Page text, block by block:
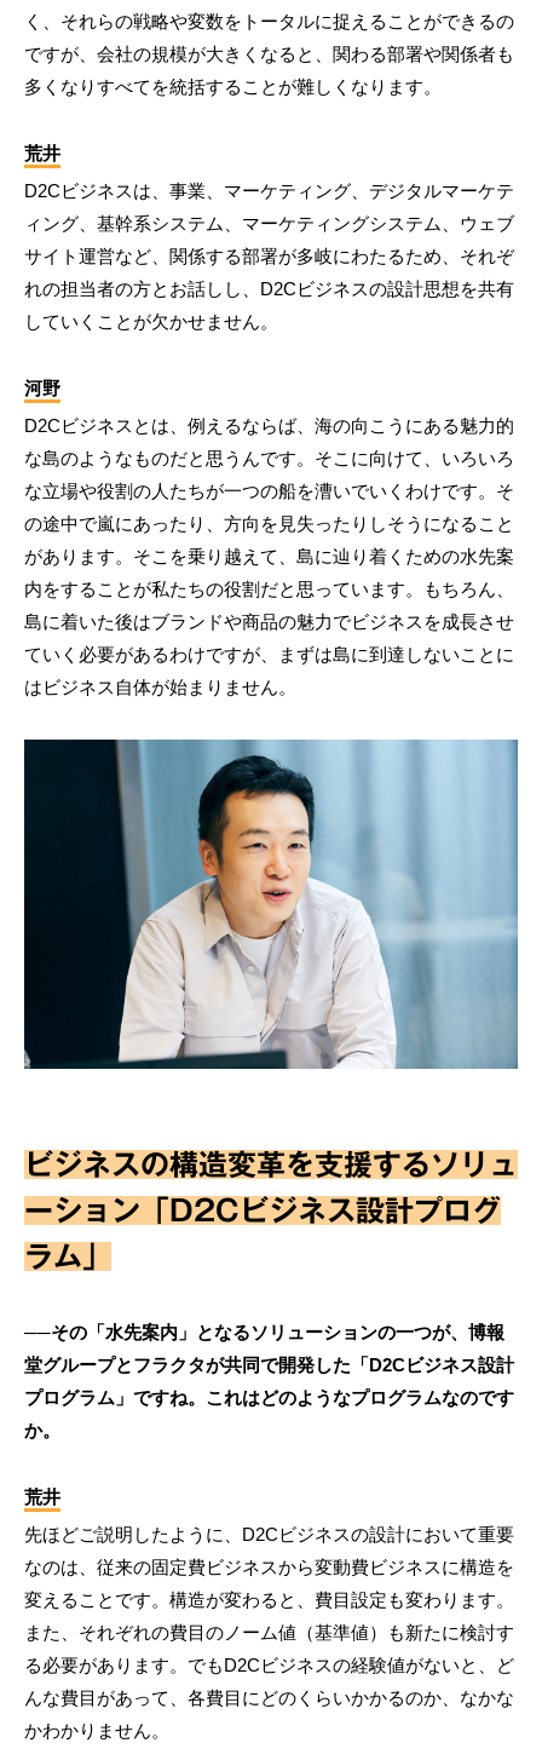
く、それらの戦略や変数をトータルに捉えることができるの
ですが、会社の規模が大きくなると、関わる部署や関係者も
多くなりすべてを統括することが難しくなります。
荒井
D2Cビジネスは、事業、マーケティング、デジタルマーケテ
ィング、基幹系システム、マーケティングシステム、ウェブ
サイト運営など、関係する部署が多岐にわたるため、それぞ
れの担当者の方とお話しし、D2Cビジネスの設計思想を共有
していくことが欠かせません。
河野
D2Cビジネスとは、例えるならば、海の向こうにある魅力的
な島のようなものだと思うんです。そこに向けて、いろいろ
な立場や役割の人たちが一つの船を漕いでいくわけです。そ
の途中で嵐にあったり、方向を見失ったりしそうになること
があります。そこを乗り越えて、島に辿り着くための水先案
内をすることが私たちの役割だと思っています。もちろん、
島に着いた後はブランドや商品の魅力でビジネスを成長させ
ていく必要があるわけですが、まずは島に到達しないことに
はビジネス自体が始まりません。
ビジネスの構造変革を支援するソリュ
ーション「D2Cビジネス設計プログ
ラム」
──その「水先案内」となるソリューションの一つが、博報
堂グループとフラクタが共同で開発した「D2Cビジネス設計
プログラム」ですね。これはどのようなプログラムなのです
か。
荒井
先ほどご説明したように、D2Cビジネスの設計において重要
なのは、従来の固定費ビジネスから変動費ビジネスに構造を
変えることです。構造が変わると、費目設定も変わります。
また、それぞれの費目のノーム値（基準値）も新たに検討す
る必要があります。でもD2Cビジネスの経験値がないと、ど
んな費目があって、各費目にどのくらいかかるのか、なかな
かわかりません。